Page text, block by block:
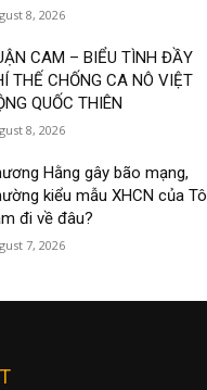
8, 2026
CAM – BIỂU TÌNH ĐẦY
THẾ CHỐNG CA NÔ VIỆT
QUỐC THIÊN
8, 2026
Hằng gây bão mạng,
kiểu mẫu XHCN của Tô
đi về đâu?
7, 2026